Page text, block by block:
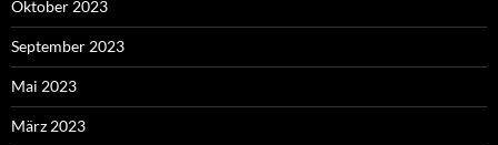
Oktober 2023
September 2023
Mai 2023
März 2023